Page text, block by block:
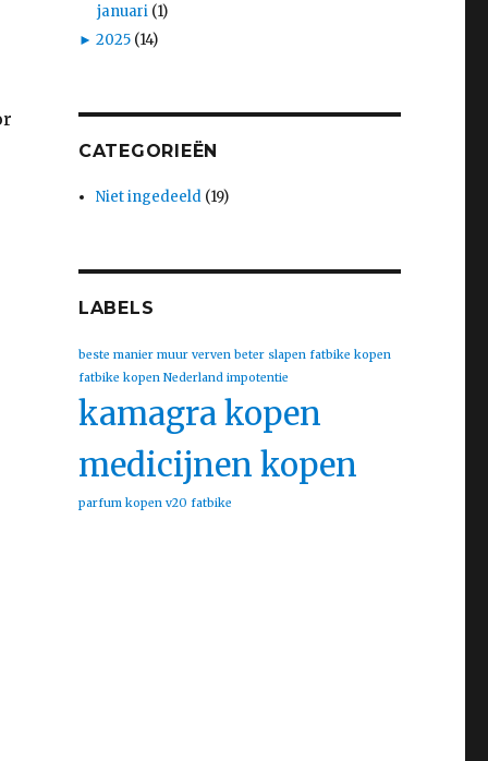
januari (1)
► 2025 (14)
CATEGORIEËN
Niet ingedeeld (19)
LABELS
beste manier muur verven beter slapen fatbike kopen
fatbike kopen Nederland impotentie
kamagra kopen
medicijnen kopen
parfum kopen v20 fatbike